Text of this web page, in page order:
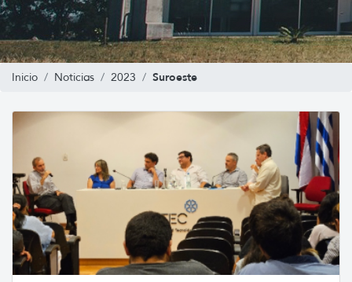
Inicio Noticias 2023 Suroeste